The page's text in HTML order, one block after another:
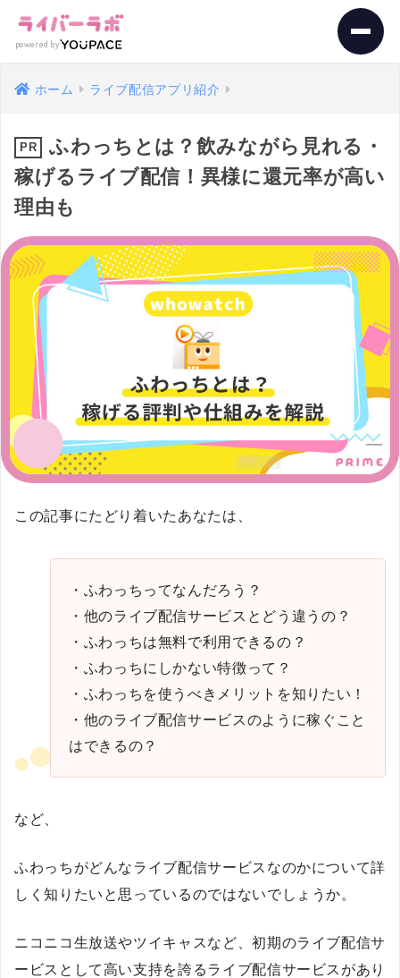
powered by
ホーム ライブ配信アプリ紹介
ふわっちとは？飲みながら見れる・
稼げるライブ配信！異様に還元率が高い
理由も
この記事にたどり着いたあなたは、
・ふわっちってなんだろう？
・他のライブ配信サービスとどう違うの？
・ふわっちは無料で利用できるの？
・ふわっちにしかない特徴って？
・ふわっちを使うべきメリットを知りたい！
・他のライブ配信サービスのように稼ぐこと
はできるの？
など、
ふわっちがどんなライブ配信サービスなのかについて詳
しく知りたいと思っているのではないでしょうか。
ニコニコ生放送やツイキャスなど、初期のライブ配信サ
ービスとして高い支持を誇るライブ配信サービスがあり